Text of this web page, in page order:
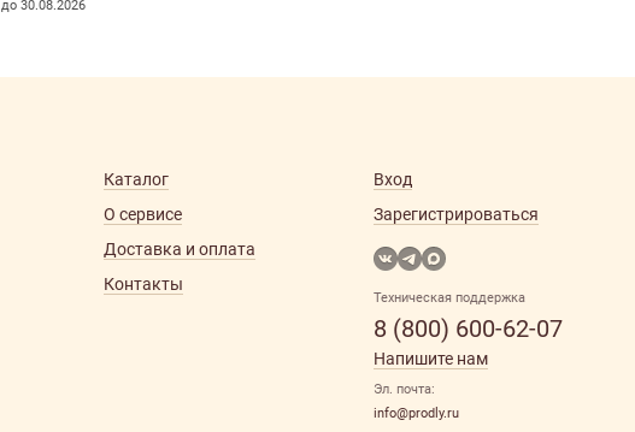
до 30.08.2026
Каталог
О сервисе
Доставка и оплата
Контакты
Вход
Зарегистрироваться
Техническая поддержка
8 (800) 600-62-07
Напишите нам
Эл. почта:
info@prodly.ru